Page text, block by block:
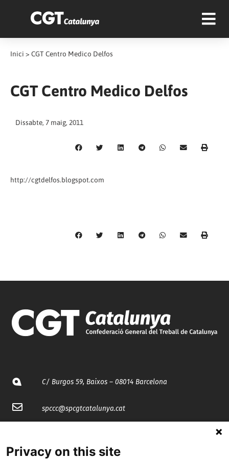
Inici > CGT Centro Medico Delfos
CGT Centro Medico Delfos
Dissabte, 7 maig, 2011
http://cgtdelfos.blogspot.com
C/ Burgos 59, Baixos – 08014 Barcelona
spccc@spcgtcatalunya.cat
Privacy on this site